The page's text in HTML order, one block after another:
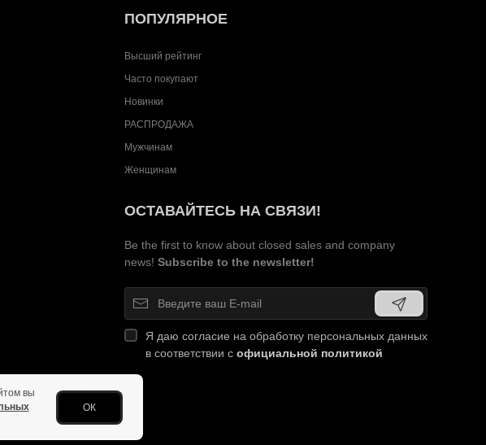
ПОПУЛЯРНОЕ
Высший рейтинг
Часто покупают
Новинки
РАСПРОДАЖА
Мужчинам
Женщинам
ОСТАВАЙТЕСЬ НА СВЯЗИ!
Be the first to know about closed sales and company
news! Subscribe to the newsletter!
Я даю согласие на обработку персональных данных
в соответствии с официальной политикой
Новости Фото
вы
ОК